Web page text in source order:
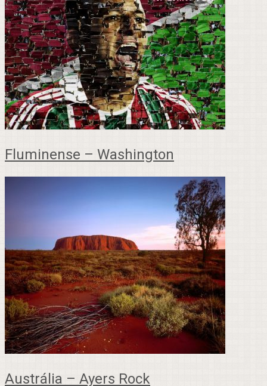
Fluminense – Washington
Austrália – Ayers Rock